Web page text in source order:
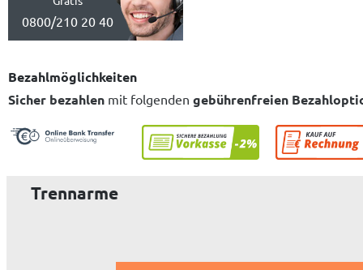
0800/210 20 40
Bezahlmöglichkeiten
Sicher bezahlen mit folgenden gebührenfreien
Trennarme